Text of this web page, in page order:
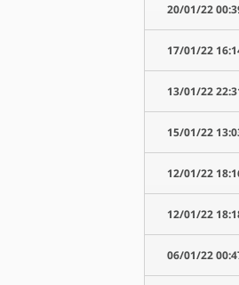
00:39 20/
16:14 17/
22:31 13/
13:03 15/
18:16 12/
18:18 12/
00:47 06/